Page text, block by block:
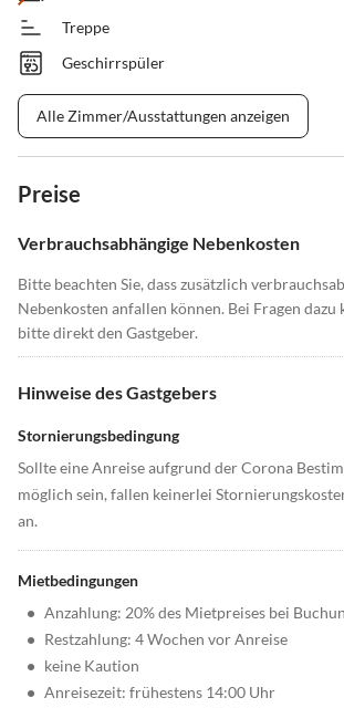
Treppe
Geschirrspüler
Alle Zimmer/Ausstattungen anzeigen
Preise
Verbrauchsabhängige Nebenkosten
Bitte beachten Sie, dass zusätzlich
Nebenkosten anfallen können. Bei Fragen dazu
bitte direkt den Gastgeber.
Hinweise des Gastgebers
Stornierungsbedingung
Sollte eine Anreise aufgrund der Corona
möglich sein, fallen keinerlei
an.
Mietbedingungen
• Anzahlung: 20% des Mietpreises bei
• Restzahlung: 4 Wochen vor Anreise
• keine Kaution
• Anreisezeit: frühestens 14:00 Uhr